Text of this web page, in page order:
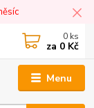
Menu
0 ks
za 0 Kč